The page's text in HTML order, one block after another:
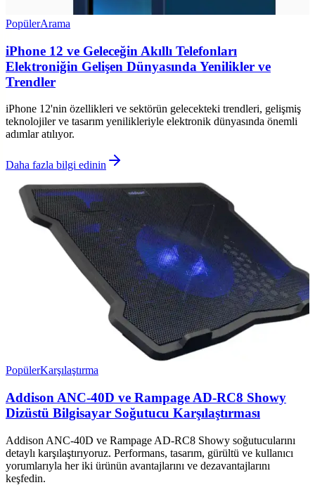
PopülerArama
iPhone 12 ve Geleceğin Akıllı Telefonları
Elektroniğin Gelişen Dünyasında Yenilikler ve
Trendler
iPhone 12'nin özellikleri ve sektörün gelecekteki trendleri, gelişmiş
teknolojiler ve tasarım yenilikleriyle elektronik dünyasında önemli
adımlar atılıyor.
Daha fazla bilgi edinin
PopülerKarşılaştırma
Addison ANC-40D ve Rampage AD-RC8 Showy
Dizüstü Bilgisayar Soğutucu Karşılaştırması
Addison ANC-40D ve Rampage AD-RC8 Showy soğutucularını
detaylı karşılaştırıyoruz. Performans, tasarım, gürültü ve kullanıcı
yorumlarıyla her iki ürünün avantajlarını ve dezavantajlarını
keşfedin.